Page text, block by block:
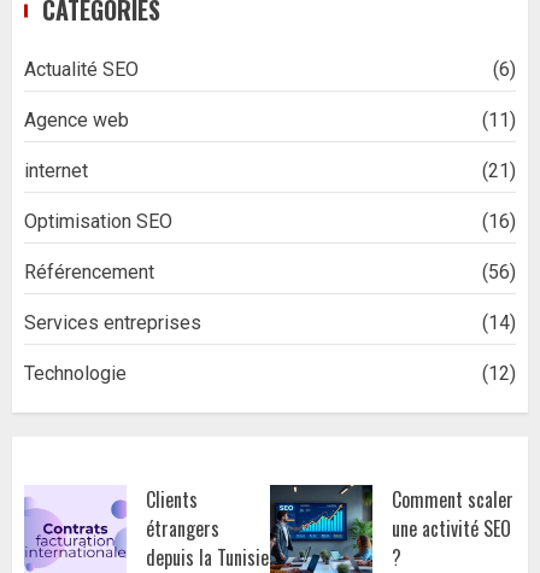
CATÉGORIES
Actualité SEO (6)
Agence web (11)
internet (21)
Optimisation SEO (16)
Référencement (56)
Services entreprises (14)
Technologie (12)
Clients
étrangers
depuis la Tunisie
Comment scaler
une activité SEO
?